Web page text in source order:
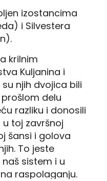
izostancima
i Silvestera
krilnim
Kuljanina i
njih dvojica bili
delu
razliku i donosili
toj završnoj
šansi i golova
To jeste
sistem i u
raspolaganju.